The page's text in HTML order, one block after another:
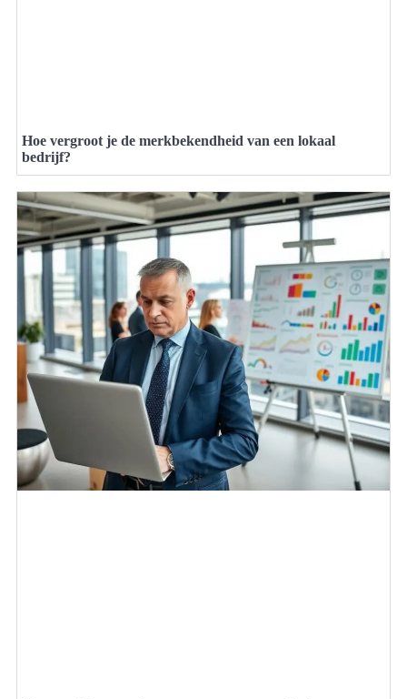
Hoe vergroot je de merkbekendheid van een lokaal
bedrijf?